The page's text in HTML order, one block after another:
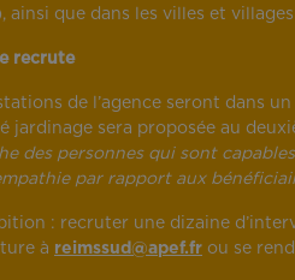
ainsi que dans les villes et
recrute
de l’agence seront dans
jardinage sera proposée au
des personnes qui sont
par rapport aux
: recruter une dizaine
à reimssud@apef.fr ou se